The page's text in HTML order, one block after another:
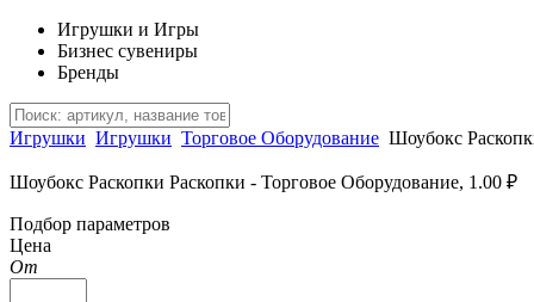
Игрушки и Игры
Бизнес сувениры
Бренды
Игрушки Игрушки Торговое Оборудование Шоубокс
Шоубокс Раскопки Раскопки - Торговое Оборудование, 1.00 ₽
Подбор параметров
Цена
От